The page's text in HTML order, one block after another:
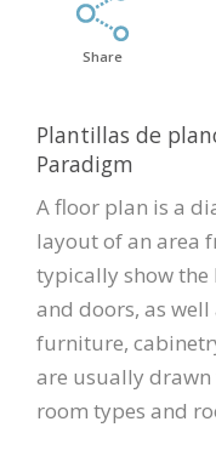
Share
Plantillas de
Paradigm
A floor plan is a
layout of an area
typically show the
and doors, as
furniture,
are usually
room types and